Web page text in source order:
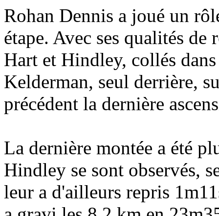
Rohan Dennis a joué un
étape. Avec ses qualités
Hart et Hindley, collés
Kelderman, seul derrière,
précédent la dernière
La dernière montée a été
Hindley se sont observés,
leur a d'ailleurs repris